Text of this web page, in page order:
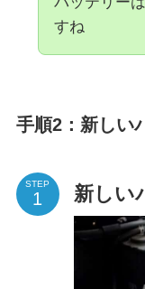
すね
手順2：新しい
STEP 新しい